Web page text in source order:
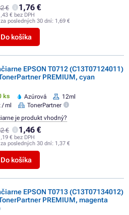
€ 1,76 €
€ bez DPH
posledných 30 dní: 1,69 €
Do košíka
EPSON T0712 (C13T07124011)
PREMIUM, cyan
ks Azúrová
12ml
ml
TonerPartner
€ 1,46 €
€ bez DPH
posledných 30 dní: 1,37 €
Do košíka
je produkt vhodný?
EPSON T0713 (C13T07134012)
PREMIUM, magenta